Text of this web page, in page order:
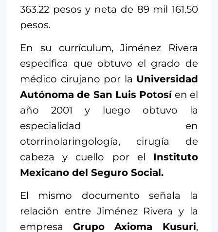
363.22 pesos y neta de 89 mil 161.50
pesos.
En su currículum, Jiménez Rivera
especifica que obtuvo el grado de
médico cirujano por la Universidad
Autónoma de San Luis Potosíen el
año 2001 y luego obtuvo la
especialidad en
otorrinolaringología, cirugía de
cabeza y cuello por el Instituto
Mexicano del Seguro Social.
El mismo documento señala la
relación entre Jiménez Rivera y la
empresa Grupo Axioma Kusuri,